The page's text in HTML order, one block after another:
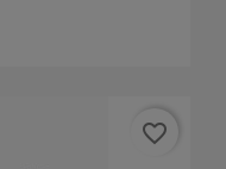
favorite_border